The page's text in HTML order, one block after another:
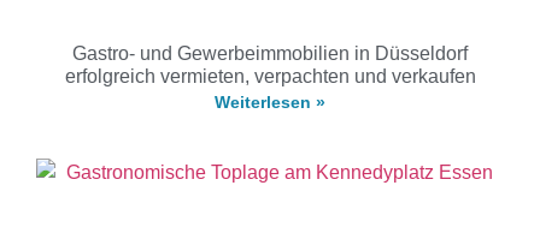
Gastro- und Gewerbeimmobilien in Düsseldorf
erfolgreich vermieten, verpachten und verkaufen
Weiterlesen »